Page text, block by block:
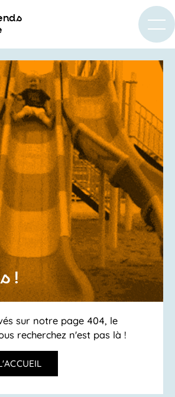
!
sur notre page 404, le
recherchez n'est pas là !